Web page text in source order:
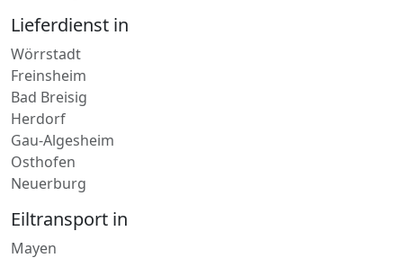
Lieferdienst in
Wörrstadt
Freinsheim
Bad Breisig
Herdorf
Gau-Algesheim
Osthofen
Eiltransport in